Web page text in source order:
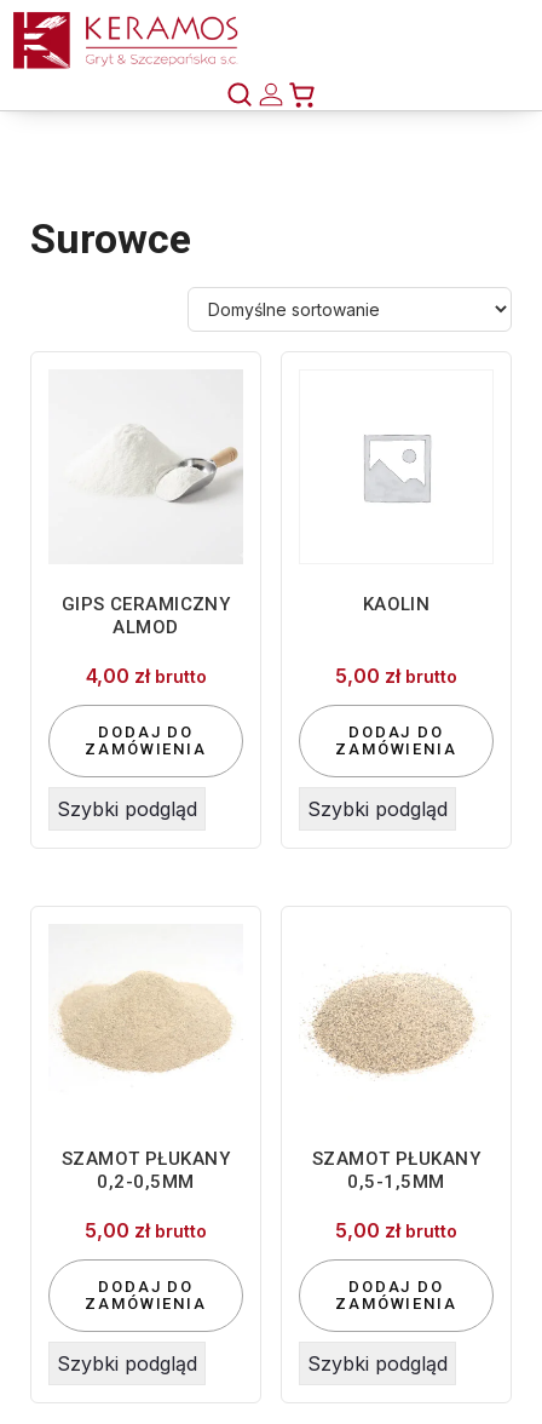
Surowce
GIPS CERAMICZNY
ALMOD
4,00 zł brutto
DODAJ DO
ZAMÓWIENIA
Szybki podgląd
KAOLIN
5,00 zł brutto
DODAJ DO
ZAMÓWIENIA
Szybki podgląd
SZAMOT PŁUKANY
0,2-0,5MM
5,00 zł brutto
DODAJ DO
ZAMÓWIENIA
Szybki podgląd
SZAMOT PŁUKANY
0,5-1,5MM
5,00 zł brutto
DODAJ DO
ZAMÓWIENIA
Szybki podgląd